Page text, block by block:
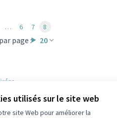
utilisés sur le site web
site Web pour améliorer la
page : 20
… 6 7 8